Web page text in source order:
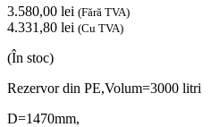
3.580,00 lei (Fără TVA)
4.331,80 lei (Cu TVA)
(În stoc)
Rezervor din PE,Volum=3000 litri
D=1470mm,